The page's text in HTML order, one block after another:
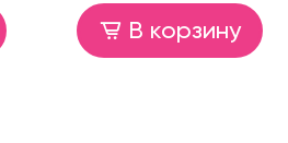
В корзину